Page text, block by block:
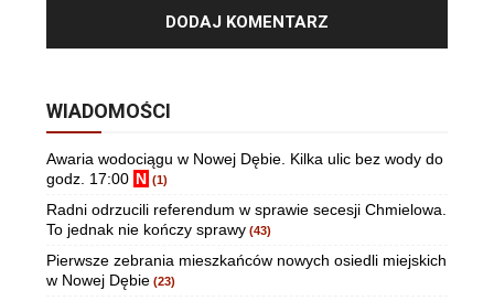
WIADOMOŚCI
Awaria wodociągu w Nowej Dębie. Kilka ulic bez wody do
godz. 17:00 N (1)
Radni odrzucili referendum w sprawie secesji Chmielowa.
To jednak nie kończy sprawy (43)
Pierwsze zebrania mieszkańców nowych osiedli miejskich
w Nowej Dębie (23)